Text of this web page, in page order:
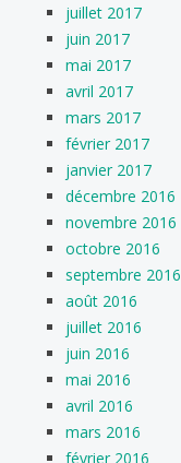
juillet 2017
juin 2017
mai 2017
avril 2017
mars 2017
février 2017
janvier 2017
décembre 2016
novembre 2016
octobre 2016
septembre 2016
août 2016
juillet 2016
juin 2016
mai 2016
avril 2016
mars 2016
février 2016